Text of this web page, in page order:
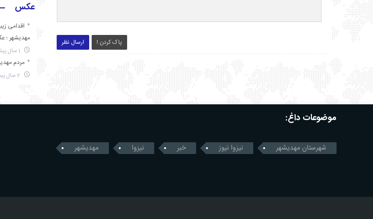
ارسال نظر پاک کردن !
عکس
اقدامی
مهدیشهر ؛
مردم مهدیشهر
موضوعات داغ:
شهرستان مهدیشهر نیزوا نیوز خبر نیزوا مهدیشهر